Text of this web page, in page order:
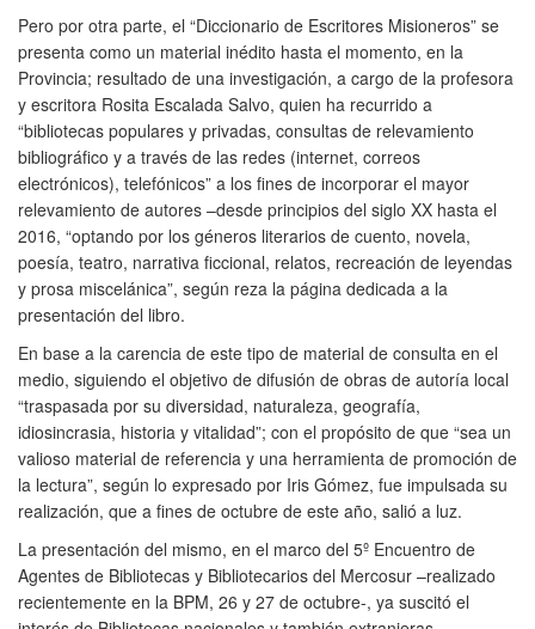
Pero por otra parte, el “Diccionario de Escritores Misioneros” se
presenta como un material inédito hasta el momento, en la
Provincia; resultado de una investigación, a cargo de la profesora
y escritora Rosita Escalada Salvo, quien ha recurrido a
“bibliotecas populares y privadas, consultas de relevamiento
bibliográfico y a través de las redes (internet, correos
electrónicos), telefónicos” a los fines de incorporar el mayor
relevamiento de autores –desde principios del siglo XX hasta el
2016, “optando por los géneros literarios de cuento, novela,
poesía, teatro, narrativa ficcional, relatos, recreación de leyendas
y prosa miscelánica”, según reza la página dedicada a la
presentación del libro.
En base a la carencia de este tipo de material de consulta en el
medio, siguiendo el objetivo de difusión de obras de autoría local
“traspasada por su diversidad, naturaleza, geografía,
idiosincrasia, historia y vitalidad”; con el propósito de que “sea un
valioso material de referencia y una herramienta de promoción de
la lectura”, según lo expresado por Iris Gómez, fue impulsada su
realización, que a fines de octubre de este año, salió a luz.
La presentación del mismo, en el marco del 5º Encuentro de
Agentes de Bibliotecas y Bibliotecarios del Mercosur –realizado
recientemente en la BPM, 26 y 27 de octubre-, ya suscitó el